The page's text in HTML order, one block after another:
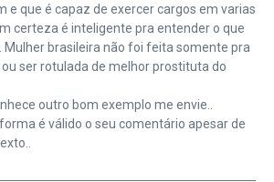
e que é capaz de exercer cargos em varias
certeza é inteligente pra entender o que
Mulher brasileira não foi feita somente pra
ou ser rotulada de melhor prostituta do
outro bom exemplo me envie..
é válido o seu comentário apesar de